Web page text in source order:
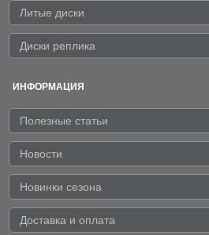
Литые диски
Диски реплика
ИНФОРМАЦИЯ
Полезные статьи
Новости
Новинки сезона
Доставка и оплата